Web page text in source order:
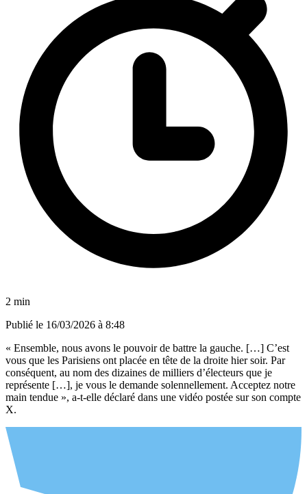
2 min
Publié le 16/03/2026 à 8:48
« Ensemble, nous avons le pouvoir de battre la gauche. […] C’est
vous que les Parisiens ont placée en tête de la droite hier soir. Par
conséquent, au nom des dizaines de milliers d’électeurs que je
représente […], je vous le demande solennellement. Acceptez notre
main tendue », a-t-elle déclaré dans une vidéo postée sur son compte
X.